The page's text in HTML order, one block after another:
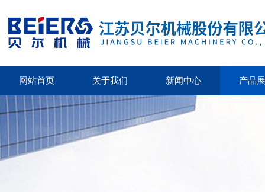
网站首页 关于我们 新闻中心 产品